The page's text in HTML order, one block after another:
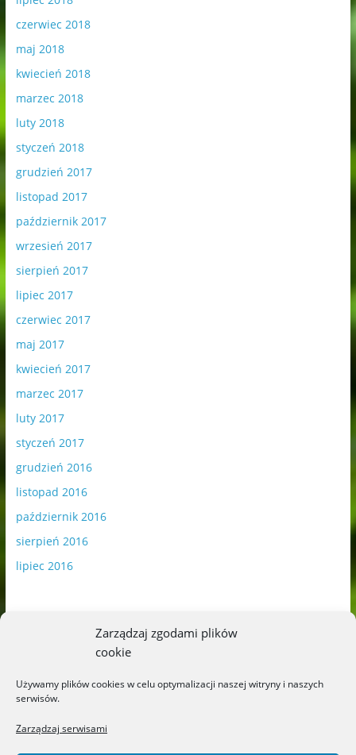
Zarządzaj zgodami plików
cookie
Używamy plików cookies w celu optymalizacji naszej witryny i naszych
serwisów.
Zarządzaj serwisami
czerwiec 2018
maj 2018
kwiecień 2018
marzec 2018
luty 2018
styczeń 2018
grudzień 2017
listopad 2017
październik 2017
wrzesień 2017
sierpień 2017
lipiec 2017
czerwiec 2017
maj 2017
kwiecień 2017
marzec 2017
luty 2017
styczeń 2017
grudzień 2016
listopad 2016
październik 2016
sierpień 2016
lipiec 2016